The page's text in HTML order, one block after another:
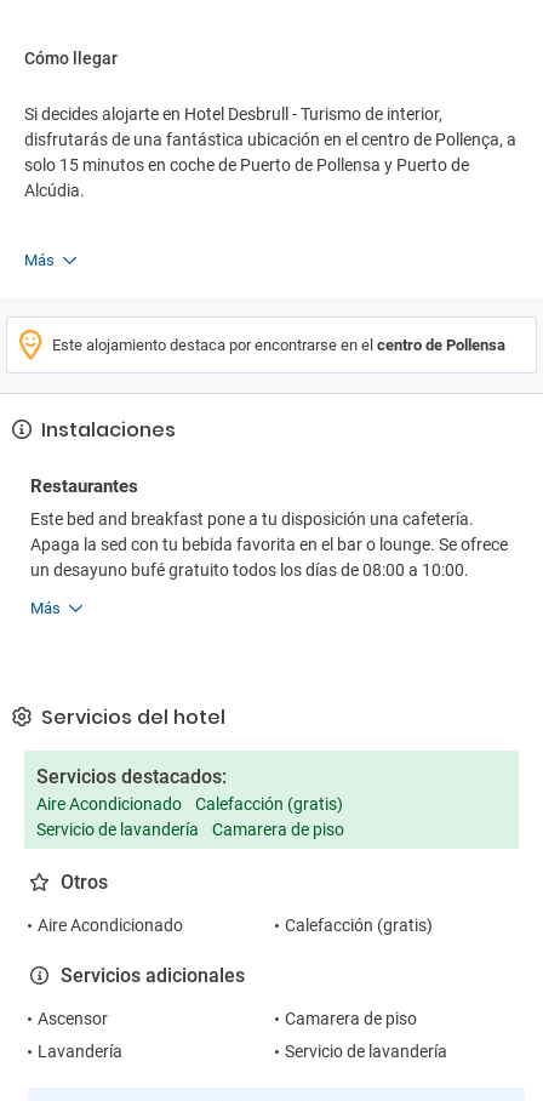
Cómo llegar
Si decides alojarte en Hotel Desbrull - Turismo de interior,
disfrutarás de una fantástica ubicación en el centro de Pollença, a
solo 15 minutos en coche de Puerto de Pollensa y Puerto de
Alcúdia.
Más
Este alojamiento destaca por encontrarse en el centro de Pollensa
Instalaciones
Restaurantes
Este bed and breakfast pone a tu disposición una cafetería.
Apaga la sed con tu bebida favorita en el bar o lounge. Se ofrece
un desayuno bufé gratuito todos los días de 08:00 a 10:00.
Más
Servicios del hotel
Servicios destacados:
Aire Acondicionado
Calefacción (gratis)
Servicio de lavandería
Camarera de piso
Otros
Aire Acondicionado Calefacción (gratis)
Servicios adicionales
Ascensor
Camarera de piso
Lavandería
Servicio de lavandería